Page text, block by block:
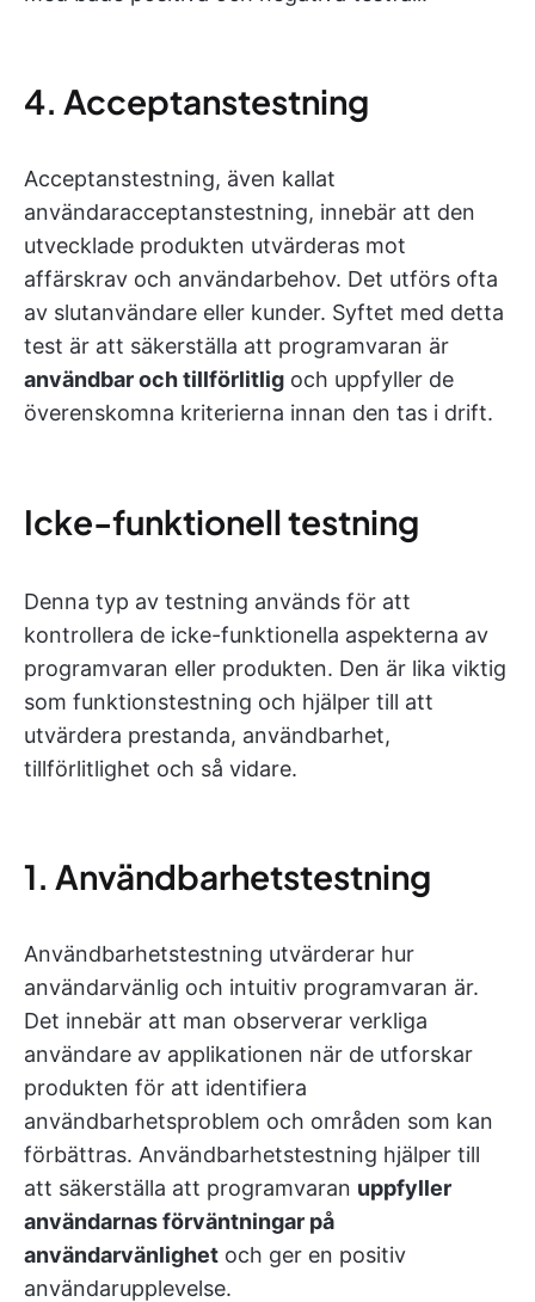
4. Acceptanstestning
Acceptanstestning, även kallat
användaracceptanstestning, innebär att den
utvecklade produkten utvärderas mot
affärskrav och användarbehov. Det utförs ofta
av slutanvändare eller kunder. Syftet med detta
test är att säkerställa att programvaran är
användbar och tillförlitlig och uppfyller de
överenskomna kriterierna innan den tas i drift.
Icke-funktionell testning
Denna typ av testning används för att
kontrollera de icke-funktionella aspekterna av
programvaran eller produkten. Den är lika viktig
som funktionstestning och hjälper till att
utvärdera prestanda, användbarhet,
tillförlitlighet och så vidare.
1. Användbarhetstestning
Användbarhetstestning utvärderar hur
användarvänlig och intuitiv programvaran är.
Det innebär att man observerar verkliga
användare av applikationen när de utforskar
produkten för att identifiera
användbarhetsproblem och områden som kan
förbättras. Användbarhetstestning hjälper till
att säkerställa att programvaran uppfyller
användarnas förväntningar på
användarvänlighet och ger en positiv
användarupplevelse.